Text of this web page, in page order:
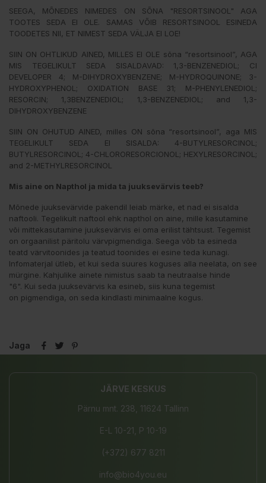
SEEGA, MÕNEDES NIMEDES ON SÕNA "RESORTSINOOL" AGA
TOOTES SEDA EI OLE. SAMAS VÕIB RESORTSINOOL ESINEDA
TOODETES NII, ET NIMEST SEDA VÄLJA EI LOE!
SIIN ON OHTLIKUD AINED, MILLES EI OLE sõna “resortsinool”, AGA
MIS TEGELIKULT SEDA SISALDAVAD: 1,3-BENZENEDIOL; CI
DEVELOPER 4; M-DIHYDROXYBENZENE; M-HYDROQUINONE; 3-
HYDROXYPHENOL; OXIDATION BASE 31; M-PHENYLENEDIOL;
RESORCIN; 1,3BENZENEDIOL; 1,3-BENZENEDIOL; and 1,3-
DIHYDROXYBENZENE
SIIN ON OHUTUD AINED, milles ON sõna “resortsinool”, aga MIS
TEGELIKULT SEDA EI SISALDA: 4-BUTYLRESORCINOL;
BUTYLRESORCINOL; 4-CHLORORESORCIONOL; HEXYLRESORCINOL;
and 2-METHYLRESORCINOL
Mis aine on Napthol ja mida ta juuksevärvis teeb?
Mõnede juuksevärvide pakendil leiab märke, et nad ei sisalda
naftooli. Tegelikult naftool ehk napthol on aine, mille kasutamine
või mittekasutamine juuksevärvis ei oma erilist tähtsust. Tegemist
on orgaanilist päritolu värvpigmendiga. Seega võb ta esineda
teatd värvitoonides ja teatud toonides ei esine teda kunagi.
Infomaterjal ütleb, et kui seda suures koguses alla neelata, on see
mürgine. Kahjulike ainete nimistus saab ta neutraalse hinde
"6". Kui seda juuksevärvis ka esineb, siis kuna tegemist
on pigmendiga, on seda kindlasti minimaalne kogus.
Jaga
JÄRVE KESKUS
Pärnu mnt. 238, 11624 Tallinn
E-L 10-21, P 10-19
(+372) 677 8211
info@bio4you.eu